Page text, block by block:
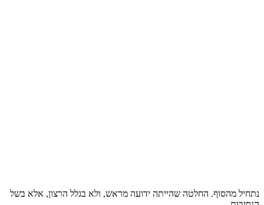
נתחיל מהסוף. החלטה שהייתה ידועה מראש, ולא בגלל הרצון, אלא בשל